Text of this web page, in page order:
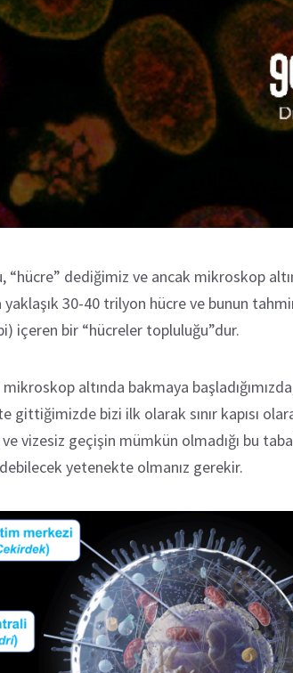
“hücre” dediğimiz ve ancak mikroskop
yaklaşık 30-40 trilyon hücre ve bunun
içeren bir “hücreler topluluğu”dur.
altında bakmaya
gittiğimizde bizi ilk olarak sınır kapısı
vizesiz geçişin mümkün olmadığı bu
yetenekte olmanız gerekir.